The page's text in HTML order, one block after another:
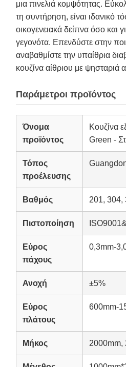
μια πινελιά κομψότητας.
τη συντήρηση, είναι ιδανικό
οικογενειακά δείπνα όσο και
γεγονότα. Επενδύστε στην
αναβαθμίστε την υπαίθρια
κουζίνα αίθριου με ψησταριά
Παράμετροι προϊόντος
Όνομα
προϊόντος
Κουζίνα
Green -
Τόπος
προέλευσης
Βαθμός 201, 304,
Πιστοποίηση
Εύρος
πάχους
0,3mm-
Ανοχή ±5%
Εύρος
πλάτους
600mm-
Μήκος 2000mm,